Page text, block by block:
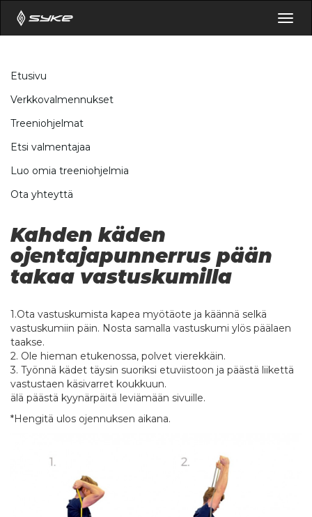
Etusivu
Verkkovalmennukset
Treeniohjelmat
Etsi valmentajaa
Luo omia treeniohjelmia
Ota yhteyttä
Kahden käden
ojentajapunnerrus pään
takaa vastuskumilla
1.Ota vastuskumista kapea myötäote ja käännä selkä
vastuskumiin päin. Nosta samalla vastuskumi ylös päälaen
taakse.
2. Ole hieman etukenossa, polvet vierekkäin.
3. Työnnä kädet täysin suoriksi etuviistoon ja päästä liikettä
vastustaen käsivarret koukkuun.
älä päästä kyynärpäitä leviämään sivuille.
*Hengitä ulos ojennuksen aikana.